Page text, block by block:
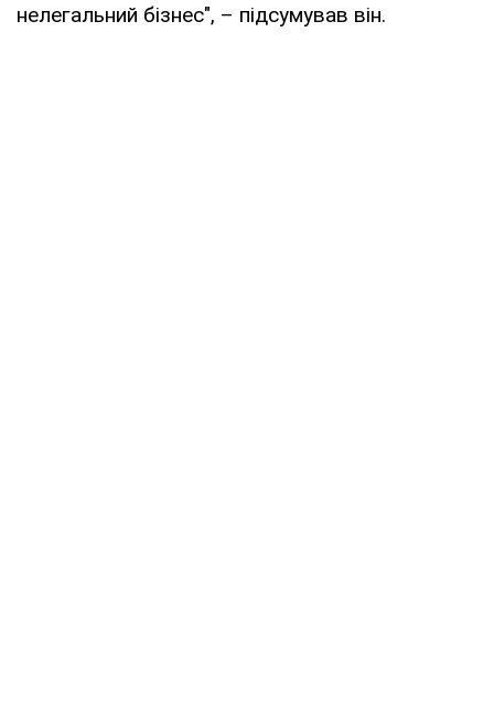
нелегальний бізнес", – підсумував він.